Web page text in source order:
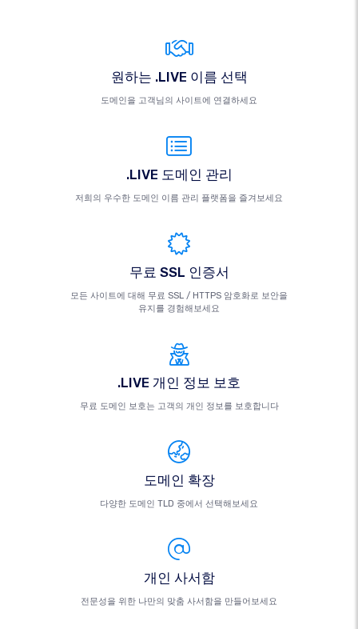
원하는 .LIVE 이름 선택
도메인을 고객님의 사이트에 연결하세요
.LIVE 도메인 관리
저희의 우수한 도메인 이름 관리 플랫폼을 즐겨보세요
무료 SSL 인증서
모든 사이트에 대해 무료 SSL / HTTPS 암호화로 보안을
유지를 경험해보세요
.LIVE 개인 정보 보호
무료 도메인 보호는 고객의 개인 정보를 보호합니다
도메인 확장
다양한 도메인 TLD 중에서 선택해보세요
개인 사서함
전문성을 위한 나만의 맞춤 사서함을 만들어보세요